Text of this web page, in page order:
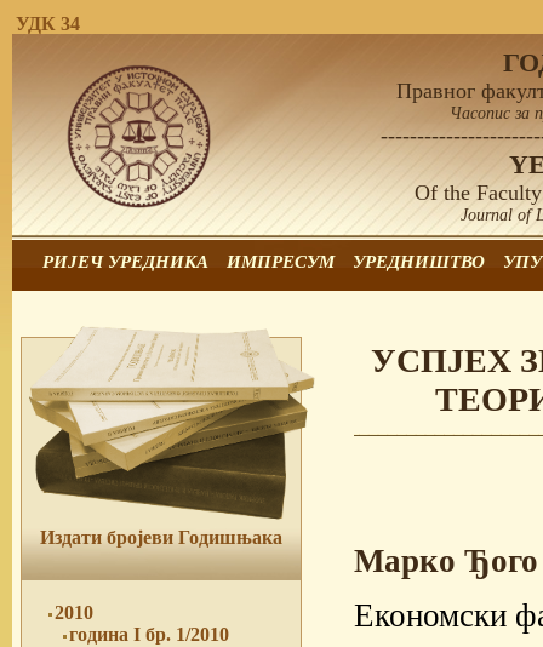
УДК 34
Правног
Часопис за
Of the
Journal of
РИЈЕЧ УРЕДНИКА ИМПРЕСУМ УРЕДНИШТВО
Издати бројеви Годишњака
2010
година I бр. 1/2010
УСПЈЕХ
Марко Ђого
Економски